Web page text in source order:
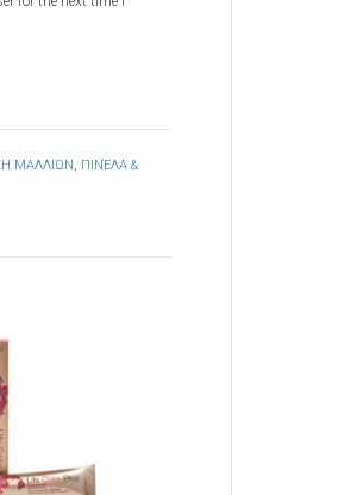
ΜΑΛΛΙΏΝ , ΠΙΝΈΛΑ &